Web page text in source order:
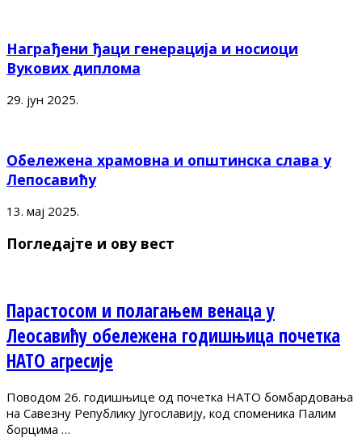
Награђени ђаци генерација и носиоци
Вукових диплома
29. јун 2025.
Обележена храмовна и општинска слава у
Лепосавићу
13. мај 2025.
Погледајте и ову вест
Парастосом и полагањем венаца у
Леосавићу обележена годишњица почетка
НАТО агресије
Поводом 26. годишњице од почетка НАТО бомбардовања
на Савезну Републику Југославију, код споменика Палим
борцима …